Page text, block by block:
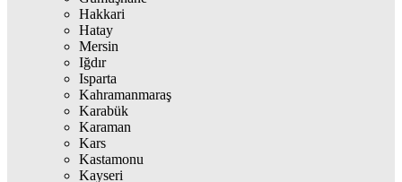
Hakkari
Hatay
Mersin
Iğdır
Isparta
Kahramanmaraş
Karabük
Karaman
Kars
Kastamonu
Kayseri